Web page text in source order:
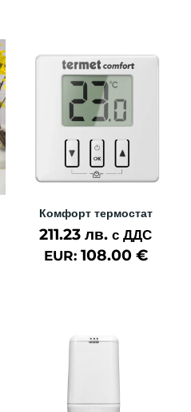
Комфорт термостат
211.23лв. с ДДС
EUR: 108.00 €